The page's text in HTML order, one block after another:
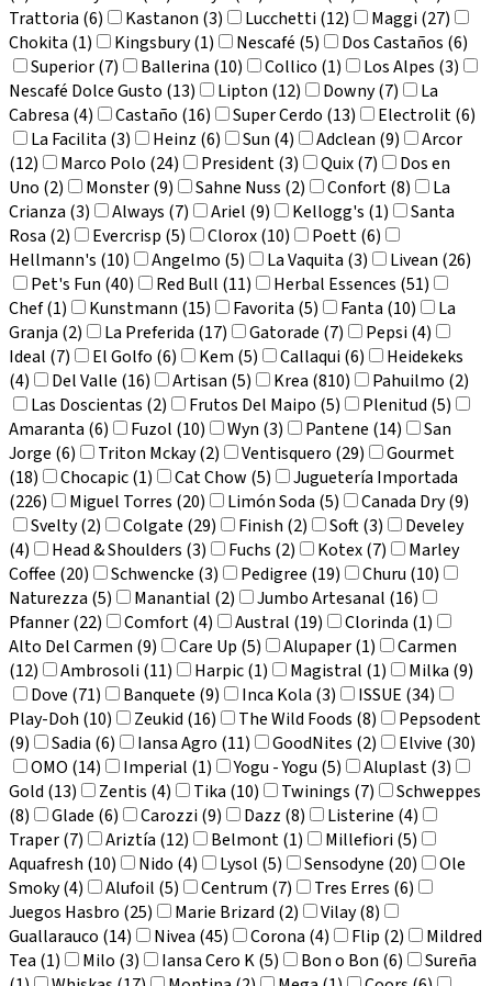
Trattoria (6)
Kastanon (3) Lucchetti (12)
Maggi (27)
Chokita (1)
Kingsbury (1) Nescafé (5)
Dos Castaños (6)
Superior (7)
Ballerina (10) Collico (1)
Los Alpes (3)
Nescafé Dolce Gusto (13)
Lipton (12) Downy (7)
La
Cabresa (4)
Castaño (16) Super Cerdo (13)
Electrolit (6)
La Facilita (3)
Heinz (6) Sun (4) Adclean (9)
Arcor
(12)
Marco Polo (24) President (3) Quix (7)
Dos en
Uno (2)
Monster (9) Sahne Nuss (2) Confort (8)
La
Crianza (3)
Always (7) Ariel (9) Kellogg's (1)
Santa
Rosa (2)
Evercrisp (5) Clorox (10)
Poett (6)
Hellmann's (10)
Angelmo (5) La Vaquita (3)
Livean (26)
Pet's Fun (40)
Red Bull (11)
Herbal Essences (51)
Chef (1)
Kunstmann (15) Favorita (5) Fanta (10)
La
Granja (2)
La Preferida (17) Gatorade (7)
Pepsi (4)
Ideal (7)
El Golfo (6) Kem (5) Callaqui (6)
Heidekeks
(4)
Del Valle (16) Artisan (5) Krea (810)
Pahuilmo (2)
Las Doscientas (2)
Frutos Del Maipo (5)
Plenitud (5)
Amaranta (6)
Fuzol (10) Wyn (3) Pantene (14)
San
Jorge (6)
Triton Mckay (2) Ventisquero (29)
Gourmet
(18)
Chocapic (1) Cat Chow (5)
Juguetería Importada
(226)
Miguel Torres (20) Limón Soda (5)
Canada Dry (9)
Svelty (2)
Colgate (29) Finish (2) Soft (3)
Develey
(4)
Head & Shoulders (3) Fuchs (2) Kotex (7)
Marley
Coffee (20)
Schwencke (3) Pedigree (19)
Churu (10)
Naturezza (5)
Manantial (2)
Jumbo Artesanal (16)
Pfanner (22)
Comfort (4) Austral (19)
Clorinda (1)
Alto Del Carmen (9)
Care Up (5) Alupaper (1)
Carmen
(12)
Ambrosoli (11) Harpic (1) Magistral (1)
Milka (9)
Dove (71)
Banquete (9) Inca Kola (3)
ISSUE (34)
Play-Doh (10)
Zeukid (16) The Wild Foods (8)
Pepsodent
(9)
Sadia (6) Iansa Agro (11) GoodNites (2)
Elvive (30)
OMO (14)
Imperial (1) Yogu - Yogu (5)
Aluplast (3)
Gold (13)
Zentis (4) Tika (10) Twinings (7)
Schweppes
(8)
Glade (6) Carozzi (9) Dazz (8)
Listerine (4)
Traper (7)
Ariztía (12) Belmont (1)
Millefiori (5)
Aquafresh (10)
Nido (4) Lysol (5) Sensodyne (20)
Ole
Smoky (4)
Alufoil (5) Centrum (7)
Tres Erres (6)
Juegos Hasbro (25)
Marie Brizard (2)
Vilay (8)
Guallarauco (14)
Nivea (45) Corona (4) Flip (2)
Mildred
Tea (1)
Milo (3) Iansa Cero K (5) Bon o Bon (6)
Sureña